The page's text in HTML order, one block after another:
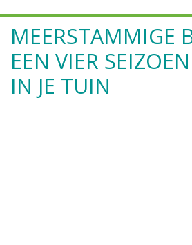
MEERSTAMMIGE
EEN VIER
IN JE TUIN